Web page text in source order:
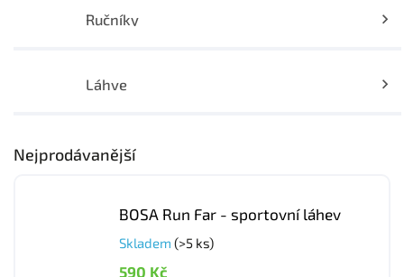
Ručníky
Láhve
Nejprodávanější
BOSA Run Far - sportovní láhev
Skladem (>5 ks)
590 Kč